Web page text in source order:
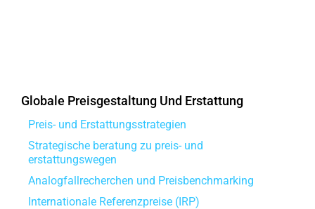
Globale Preisgestaltung Und Erstattung
Preis- und Erstattungsstrategien
Strategische beratung zu preis- und
erstattungswegen
Analogfallrecherchen und Preisbenchmarking
Internationale Referenzpreise (IRP)